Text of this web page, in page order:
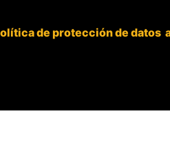
de protección de datos